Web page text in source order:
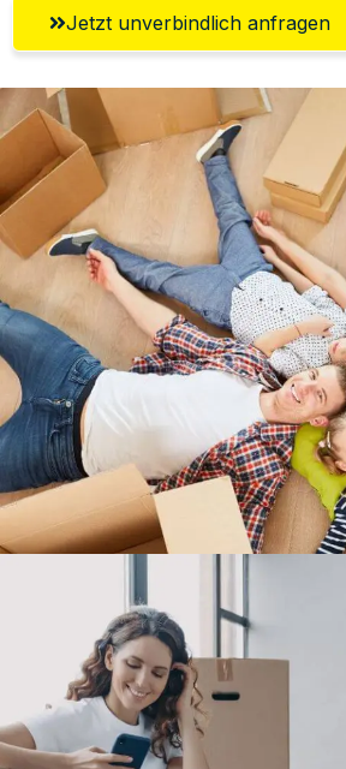
Jetzt unverbindlich anfragen